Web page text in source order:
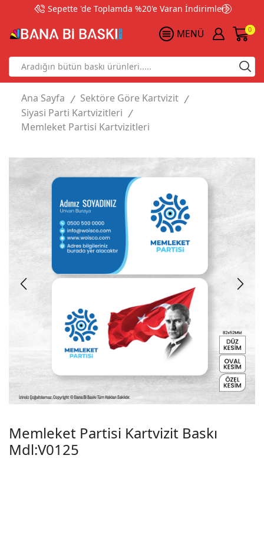
Sepette 'de Toplamda %20'e Varan İndirimler!
MENÜ 0
Search
input
Ana Sayfa / Sektöre Göre Kartvizit /
Siyasi Parti Kartvizitleri /
Memleket Partisi Kartvizitleri
Memleket Partisi Kartvizit Baskı
Mdl:V0125